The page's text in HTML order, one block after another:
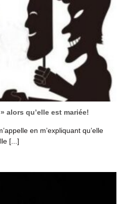
alors qu’elle est mariée!
en m’expliquant qu’elle
[...]